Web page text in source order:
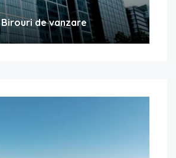
Birouri de vanzare